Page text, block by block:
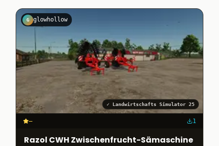
G glowhollow
✓ Landwirtschafts Simulator 25
– 1
Razol CWH Zwischenfrucht-Sämaschine